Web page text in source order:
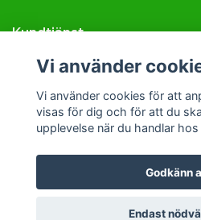
Kundtjänst
Läs mer
Sociala medier
© 2026 Svava
Vi använder
Vi använder cookies för att
visas för dig och för att du
upplevelse när du handlar
Godkänn
Endast